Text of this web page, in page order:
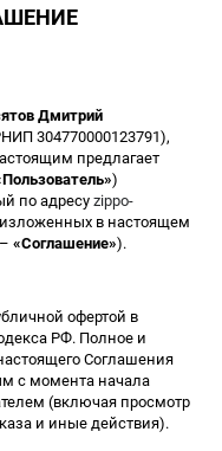
Дмитрий
304770000123791),
предлагает
)
по адресу zippo-
изложенных в настоящем
«Соглашение»).
офертой в
РФ. Полное и
Соглашения
с момента начала
(включая просмотр
и иные действия).